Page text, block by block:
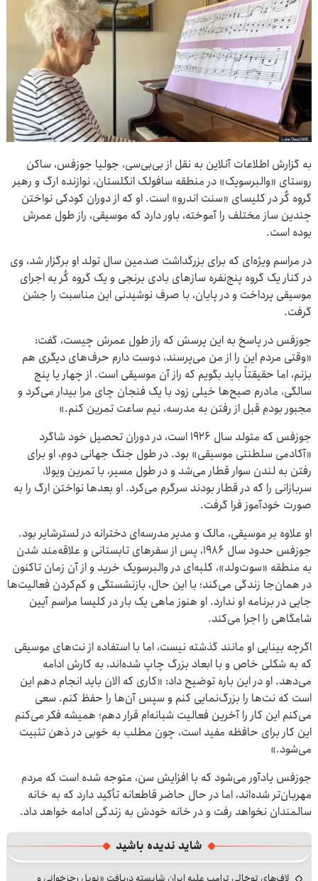
به گزارش اطلاعات آنلاین به نقل از بی‌بی‌سی، جولیا جوزفس، ساکن
روستای «والبرسویک» در منطقه سافولک انگلستان، نوازنده ارگ و رهبر
گروه کُر در کلیسای «سنت اندرو» است. او که از دوران کودکی نواختن
چندین ساز مختلف را آموخته، باور دارد که موسیقی، راز طول عمرش
بوده است.
در مراسم ویژه‌ای که برای بزرگداشت صدمین سال تولد او برگزار شد، وی
در کنار یک گروه پنج‌نفره سازهای بادی برنجی و یک گروه کُر به اجرای
موسیقی پرداخت و در پایان، با صرف نوشیدنی این مناسبت را جشن
گرفت.
جوزفس در پاسخ به این پرسش که راز طول عمرش چیست، گفت:
«وقتی مردم این را از من می‌پرسند، دوست دارم حرف‌های دیگری هم
بزنم، اما حقیقتاً باید بگویم که راز آن موسیقی است. از چهار یا پنج
سالگی، مادرم صبح‌ها خیلی زود با یک فنجان چای مرا بیدار می‌کرد و
مجبور بودم قبل از رفتن به مدرسه، نیم ساعت تمرین کنم.»
جوزفس که متولد سال ۱۹۲۶ است، در دوران تحصیل خود شاگرد
«آکادمی سلطنتی موسیقی» بود. در طول جنگ جهانی دوم، او برای
رفتن به لندن سوار قطار می‌شد و در طول مسیر، با تمرین ویولا،
سربازانی را که در قطار بودند سرگرم می‌کرد. او بعدها نواختن ارگ را به
صورت خودآموز فرا گرفت.
او علاوه بر موسیقی، مالک و مدیر مدرسه‌ای دخترانه در لسترشایر بود.
جوزفس حدود سال ۱۹۸۶، پس از سفرهای تابستانی و علاقه‌مند شدن
به منطقه «سوت‌ولد»، کلبه‌ای در والبرسویک خرید و از آن زمان تاکنون
در همان‌جا زندگی می‌کند؛ با این حال، بازنشستگی و کم‌کردن فعالیت‌ها
جایی در برنامه او ندارد. او هنوز ماهی یک بار در کلیسا مراسم آیین
شامگاهی را اجرا می‌کند.
اگرچه بینایی او مانند گذشته نیست، اما با استفاده از نت‌های موسیقی
که به شکلی خاص و با ابعاد بزرگ چاپ شده‌اند، به کارش ادامه
می‌دهد. او در این باره توضیح داد: «کاری که الان باید انجام دهم این
است که نت‌ها را بزرگ‌نمایی کنم و سپس آن‌ها را حفظ کنم. سعی
می‌کنم این کار را آخرین فعالیت شبانه‌ام قرار دهم؛ همیشه فکر می‌کنم
این کار برای حافظه مفید است، چون مطلب به خوبی در ذهن تثبیت
می‌شود.»
جوزفس یادآور می‌شود که با افزایش سن، متوجه شده است که مردم
مهربان‌تر شده‌اند، اما در حال حاضر قاطعانه تأکید دارد که به خانه
سالمندان نخواهد رفت و در خانه خودش به زندگی ادامه خواهد داد.
شاید ندیده باشید